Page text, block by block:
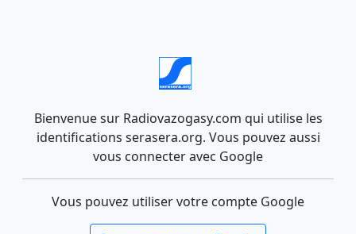
Bienvenue sur Radiovazogasy.com qui utilise les
identifications serasera.org. Vous pouvez aussi
vous connecter avec Google
Vous pouvez utiliser votre compte Google